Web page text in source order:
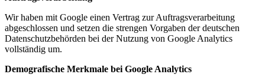
Wir haben mit Google einen Vertrag zur Auftragsverarbeitung
abgeschlossen und setzen die strengen Vorgaben der deutschen
Datenschutzbehörden bei der Nutzung von Google Analytics
vollständig um.
Demografische Merkmale bei Google Analytics